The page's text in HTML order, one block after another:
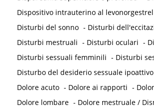
Dispositivo intrauterino al levonorgestrel
Disturbi del sonno - Disturbi
Disturbi mestruali - Disturbi oculari -
Disturbi sessuali femminili - Disturbi
Disturbo del desiderio sessuale ipoattivo
Dolore acuto - Dolore ai rapporti -
Dolore lombare - Dolore mestruale /